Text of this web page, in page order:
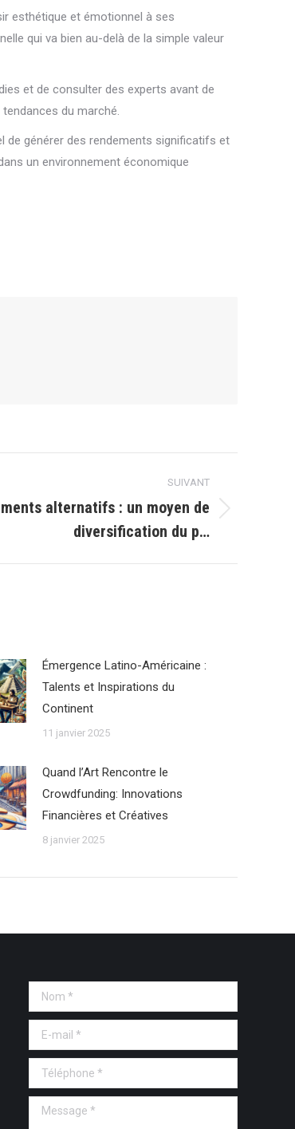
esthétique et émotionnel à ses
qui va bien au-delà de la simple valeur
et de consulter des experts avant de
du marché.
de générer des rendements significatifs et
un environnement économique
SUIVANT
alternatifs : un moyen de
diversification du p…
Émergence Latino-Américaine :
Talents et Inspirations du
Continent
11 janvier 2025
Quand l’Art Rencontre le
Crowdfunding: Innovations
Financières et Créatives
8 janvier 2025
Nom *
E-mail *
Téléphone *
Message *